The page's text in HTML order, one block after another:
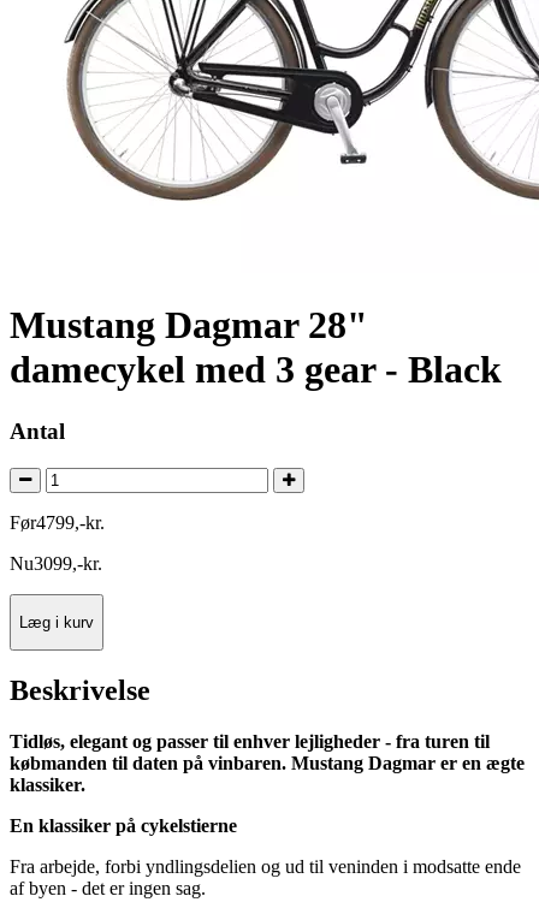
Mustang Dagmar 28"
damecykel med 3 gear - Black
Antal
Før4799,-kr.
Nu3099,-kr.
Læg i kurv
Beskrivelse
Tidløs, elegant og passer til enhver lejligheder - fra turen til
købmanden til daten på vinbaren. Mustang Dagmar er en ægte
klassiker.
En klassiker på cykelstierne
Fra arbejde, forbi yndlingsdelien og ud til veninden i modsatte ende
af byen - det er ingen sag.